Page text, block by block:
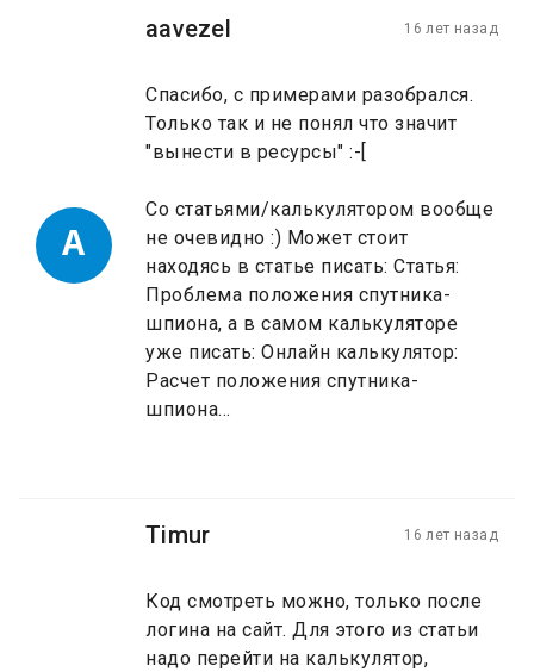
A
aavezel 16 лет назад
Спасибо, с примерами разобрался.
Только так и не понял что значит
"вынести в ресурсы" :-[
Со статьями/калькулятором вообще
не очевидно :) Может стоит
находясь в статье писать: Статья:
Проблема положения спутника-
шпиона, а в самом калькуляторе
уже писать: Онлайн калькулятор:
Расчет положения спутника-
шпиона...
Timur 16 лет назад
Код смотреть можно, только после
логина на сайт. Для этого из статьи
надо перейти на калькулятор,